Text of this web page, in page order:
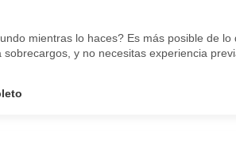
mientras lo haces? Es más posible de
y no necesitas experiencia